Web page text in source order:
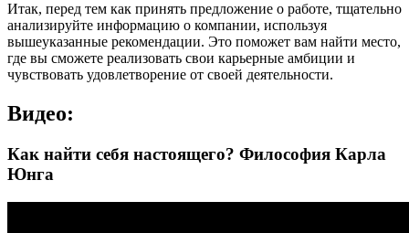
Итак, перед тем как принять предложение о работе, тщательно
анализируйте информацию о компании, используя
вышеуказанные рекомендации. Это поможет вам найти место,
где вы сможете реализовать свои карьерные амбиции и
чувствовать удовлетворение от своей деятельности.
Видео:
Как найти себя настоящего? Философия Карла
Юнга